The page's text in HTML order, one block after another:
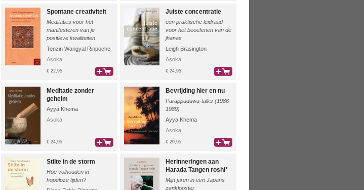
Spontane creativiteit
Meditaties voor het
manifesteren van je
positieve kwaliteiten
Tenzin Wangyal Rinpoche
Asoka
€ 22,95
Juiste concentratie
een praktische leidraad
voor het beoefenen van de
jhanas
Leigh Brasington
Asoka
€ 24,95
Meditatie zonder
geheim
Ayya Khema
Asoka
€ 24,95
Bevrijding hier en nu
Parappuduwa-talks (1986-
1989)
Ayya Khema
Asoka
€ 29,95
Stilte in de storm
Hoe volhouden in
hopeloze tijden?
Herinneringen aan
Harada Tangen roshi*
Mijn jaren in een Japans
zenklooster